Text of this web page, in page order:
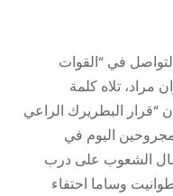
في “القوات
مراد، تلاه كلمة
“قرار البطريرك الراعي
اليوم في
الشعوب على درب
وساما احتفاء